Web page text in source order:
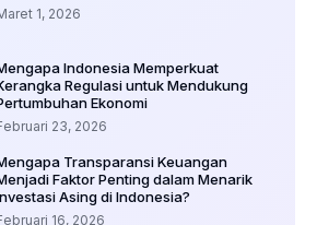
1, 2026
Indonesia Memperkuat
Regulasi untuk Mendukung
Ekonomi
23, 2026
Transparansi Keuangan
Faktor Penting dalam Menarik
Asing di Indonesia?
16, 2026